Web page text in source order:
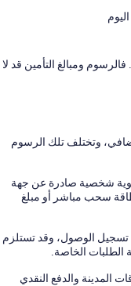
ومبالغ التأمين قد لا
وتختلف تلك الرسوم
شخصية صادرة عن جهة
سحب مباشر أو مبلغ
الوصول، وقد تستلزم
الطلبات الخاصة.
المدينة والدفع النقدي